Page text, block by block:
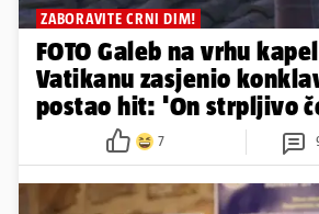
ZABORAVITE CRNI DIM!
FOTO Galeb na vrhu
Vatikanu zasjenio
postao hit: 'On strpljivo
7